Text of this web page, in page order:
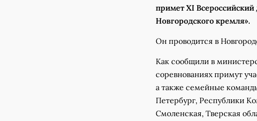
примет XI Всероссийский
Новгородского кремля».
Он проводится в
Как сообщили в
соревнованиях примут
а также семейные
Петербург, Республики
Смоленская, Тверская